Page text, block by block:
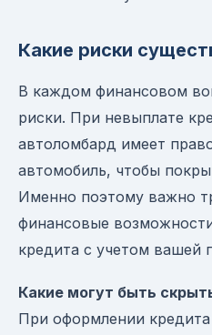
Какие риски
В каждом финансовом
риски. При невыплате
автоломбард имеет
автомобиль, чтобы
Именно поэтому важно
финансовые
кредита с учетом вашей
Какие могут быть
При оформлении